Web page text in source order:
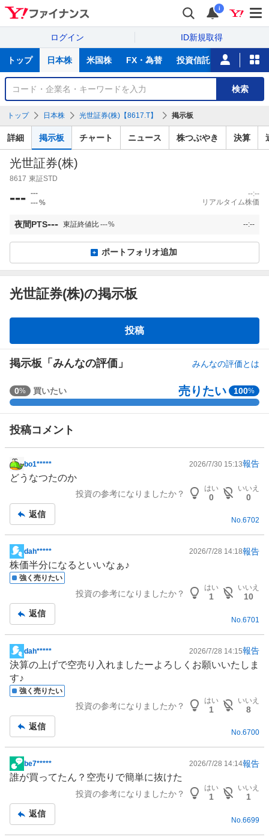
i
ログイン ID新規取得
サ
トップ 日本株 米国株 FX・為替 投資信託 ニュース
銘
検
索
検索
トップ 日本株 光世証券(株)【8617.T】 掲示板
詳細 掲示板 チャート ニュース 株つぶやき 決算
光世証券(株)
8617 東証STD
--- ---
---%
--:--
リアルタイム株価
夜間PTS--- 東証終値比---% --:--
ポートフォリオ追加
光世証券(株)の掲示板
板
投稿
掲示板「みんなの評価」 みんなの評価とは
強
く
い
い
0
%
い
た
い
0
%
様
子
0
%
、
売
り
0
%
、
強
売
り
た
0% 買いたい 売りたい 100%
投稿コメント
掲
示
事
bo1***** 2026/7/30 15:13報告
どうなつたのか
投資の参考になりましたか？
はい
0
いいえ
0
返信
No.6702
掲
示
板
dah***** 2026/7/28 14:18報告
株価半分になるといいなぁ♪
強く売りたい
投資の参考になりましたか？
はい
1
いいえ
10
返信
No. 6701
掲
示
板
記
dah***** 2026/7/28 14:15報告
決算の上げで空売り入れましたーよろしくお願いいたしま
す♪
強く売りたい
投資の参考になりましたか？
はい
1
いいえ
8
返信
No.6700
掲
示
事
be7***** 2026/7/28 14:14報告
誰が買ってたん？空売りで簡単に抜けた
投資の参考になりましたか？
はい
1
いいえ
1
返信
No. 6699